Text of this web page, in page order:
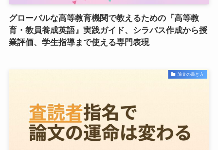
グローバルな高等教育機関で教えるための『高等教
育・教員養成英語』実践ガイド、シラバス作成から授
業評価、学生指導まで使える専門表現
論文の書き方